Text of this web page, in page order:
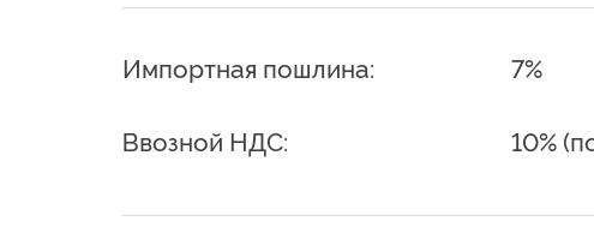
Импортная пошлина: 7%
Ввозной НДС: 10%